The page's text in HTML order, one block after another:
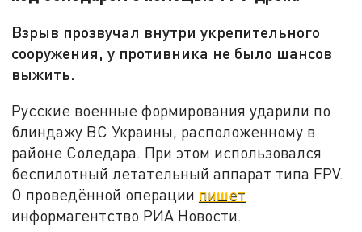
Взрыв прозвучал внутри укрепительного
сооружения, у противника не было шансов
выжить.
Русские военные формирования ударили по
блиндажу ВС Украины, расположенному в
районе Соледара. При этом использовался
беспилотный летательный аппарат типа FPV.
О проведённой операции пишет
информагентство РИА Новости.